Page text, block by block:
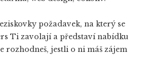
požadavek, na který se
Ti zavolají a představí nabídku
rozhodneš, jestli o ni máš zájem